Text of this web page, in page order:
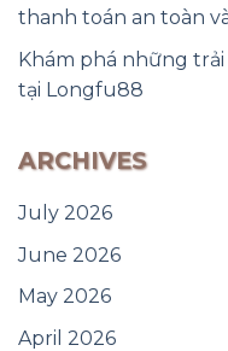
thanh toán an toàn
Khám phá những
tại Longfu88
ARCHIVES
July 2026
June 2026
May 2026
April 2026